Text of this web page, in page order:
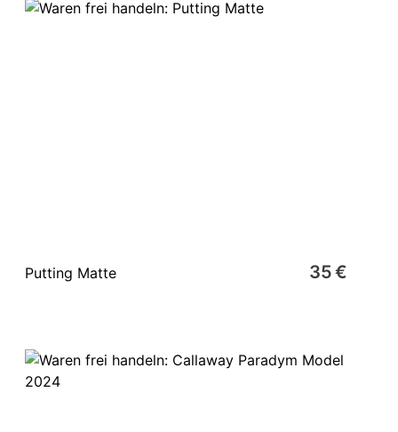
Putting Matte 35 €